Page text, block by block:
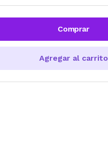
CALCULAR
Comprar
Agregar al carrito